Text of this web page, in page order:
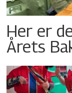
Her er
Årets